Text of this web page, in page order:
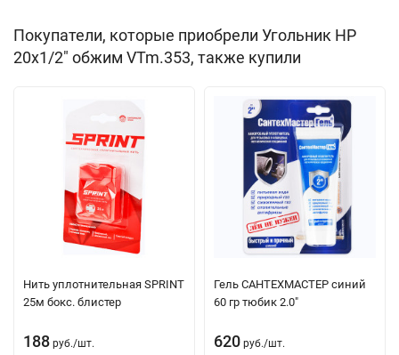
Покупатели, которые приобрели Угольник НР
20х1/2" обжим VTm.353, также купили
Нить уплотнительная SPRINT
25м бокс. блистер
188 руб./шт.
Гель САНТЕХМАСТЕР синий
60 гр тюбик 2.0"
620 руб./шт.